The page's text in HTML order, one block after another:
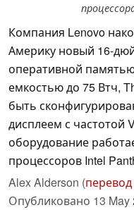
Компания Lenovo
Америку новый 16-
оперативной
емкостью до 75 Втч,
быть
дисплеем с частотой
оборудование
процессоров Intel
Alex Alderson (перевод
Опубликовано 13 May